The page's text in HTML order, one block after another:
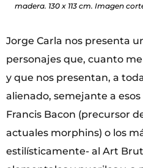
madera. 130 x 113 cm. Imagen
Jorge Carla nos presenta
personajes que, cuanto
y que nos presentan, a
alienado, semejante a
Francis Bacon (precursor
actuales morphins) o los
estilísticamente- al Art